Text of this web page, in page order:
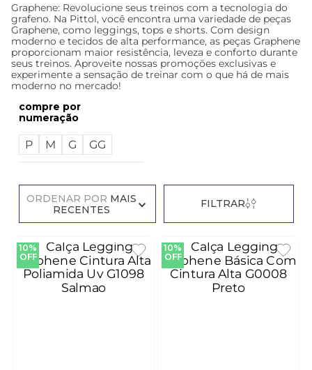
Graphene: Revolucione seus treinos com a tecnologia do
grafeno. Na Pittol, você encontra uma variedade de peças
Graphene, como leggings, tops e shorts. Com design
moderno e tecidos de alta performance, as peças Graphene
proporcionam maior resistência, leveza e conforto durante
seus treinos. Aproveite nossas promoções exclusivas e
experimente a sensação de treinar com o que há de mais
moderno no mercado!
numeração
P M G GG
ORDENAR POR MAIS
RECENTES
FILTRAR
10%
OFF
10%
OFF